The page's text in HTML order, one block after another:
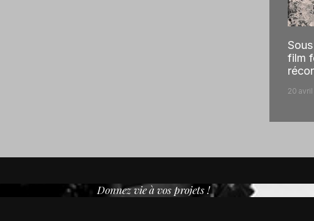
film
20
Donnez vie à vos projets !
Créons de la magie !